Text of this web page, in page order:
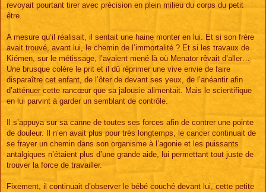
revoyait pourtant tirer avec précision en plein milieu du corps du petit
être.
A mesure qu’il réalisait, il sentait une haine monter en lui. Et si son frère
avait trouvé, avant lui, le chemin de l’immortalité ? Et si les travaux de
Kiémen, sur le métissage, l’avaient mené là où Menator rêvait d’aller…
Une brusque colère le prit et il dû réprimer une vive envie de faire
disparaître cet enfant, de l’ôter de devant ses yeux, de l’anéantir afin
d’atténuer cette rancœur que sa jalousie alimentait. Mais le scientifique
en lui parvint à garder un semblant de contrôle.
Il s’appuya sur sa canne de toutes ses forces afin de contrer une pointe
de douleur. Il n’en avait plus pour très longtemps, le cancer continuait de
se frayer un chemin dans son organisme à l’agonie et les puissants
antalgiques n’étaient plus d’une grande aide, lui permettant tout juste de
trouver la force de travailler.
Fixement, il continuait d’observer le bébé couché devant lui, cette petite